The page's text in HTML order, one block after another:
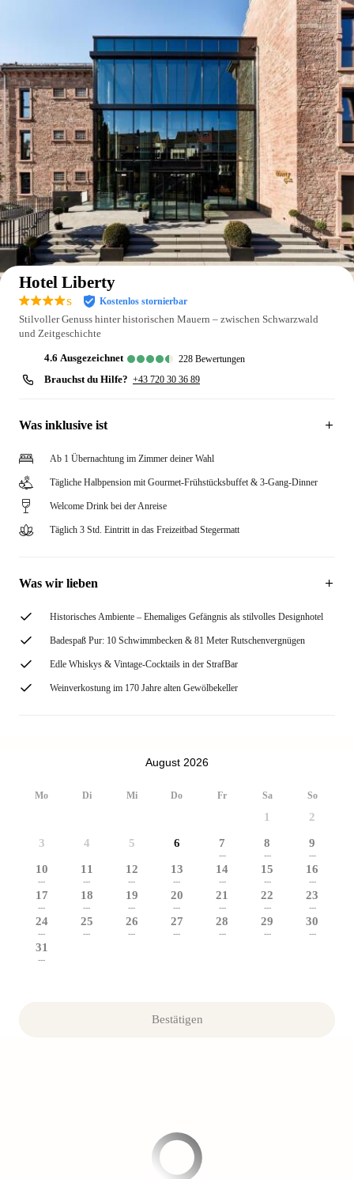
Auf der Karte anzeigen
Hotel Liberty
s Kostenlos stornierbar
Stilvoller Genuss hinter historischen Mauern – zwischen Schwarzwald
und Zeitgeschichte
4.6 ausgezeichnet 228 Bewertungen
Brauchst du Hilfe? +43 720 30 36 89
Was inklusive ist
Ab 1 Übernachtung im Zimmer deiner Wahl
Tägliche Halbpension mit Gourmet-Frühstücksbuffet & 3-Gang-Dinner
Welcome Drink bei der Anreise
Täglich 3 Std. Eintritt in das Freizeitbad Stegermatt
Was wir lieben
Historisches Ambiente – Ehemaliges Gefängnis als stilvolles Designhotel
Badespaß Pur: 10 Schwimmbecken & 81 Meter Rutschenvergnügen
Edle Whiskys & Vintage-Cocktails in der StrafBar
Weinverkostung im 170 Jahre alten Gewölbekeller
August 2026
Mo Di Mi Do Fr Sa So
1 2
3 4 5 6 7
---
8
---
9
---
10
---
11
---
12
---
13
---
14
---
15
---
16
---
17
---
18
---
19
---
20
---
21
---
22
---
23
---
24
---
25
---
26
---
27
---
28
---
29
---
30
---
31
---
Bestätigen